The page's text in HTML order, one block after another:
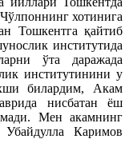
хотинига
Тошкентга қайтиб
институтида
ўта даражада
институтинини у
билардим, Акам
нисбатан ёш
Мен акамнинг
Каримов